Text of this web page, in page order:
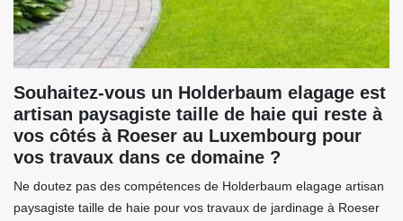
Souhaitez-vous un Holderbaum elagage est
artisan paysagiste taille de haie qui reste à
vos côtés à Roeser au Luxembourg pour
vos travaux dans ce domaine ?
Ne doutez pas des compétences de Holderbaum elagage artisan
paysagiste taille de haie pour vos travaux de jardinage à Roeser